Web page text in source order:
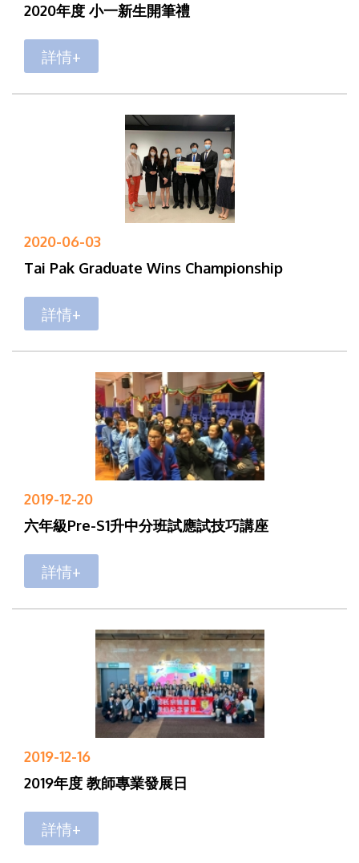
2020年度 小一新生開筆禮
詳情+
2020-06-03
Tai Pak Graduate Wins Championship
詳情+
2019-12-20
六年級Pre-S1升中分班試應試技巧講座
詳情+
2019-12-16
2019年度 教師專業發展日
詳情+